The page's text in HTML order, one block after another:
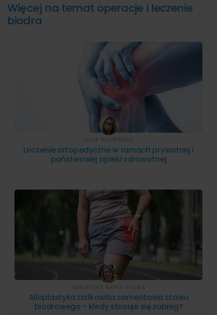
Więcej na temat operacje i leczenie
biodra
Leczenie ortopedyczne w ramach prywatnej i
państwowej opieki zdrowotnej
JULIA WŁOSIŃSKA
Alloplastyka całkowita cementowa stawu
biodrowego - kiedy stosuje się zabieg?
AGNIESZKA KAPKA-PLEWA